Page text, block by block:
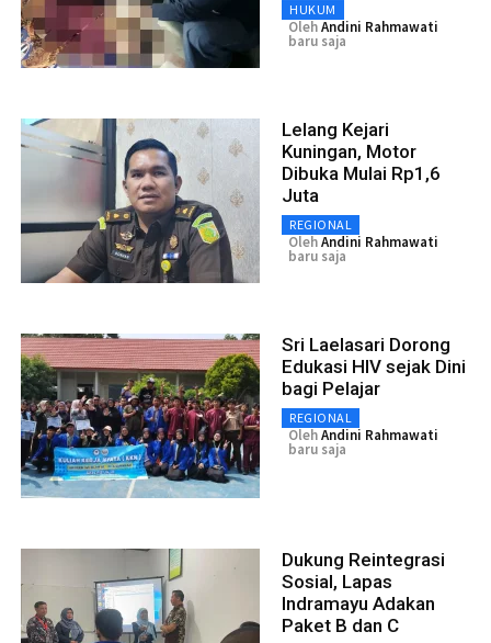
HUKUM
OlehAndini Rahmawati
baru saja
Lelang Kejari
Kuningan, Motor
Dibuka Mulai Rp1,6
Juta
REGIONAL
OlehAndini Rahmawati
baru saja
Sri Laelasari Dorong
Edukasi HIV sejak Dini
bagi Pelajar
REGIONAL
OlehAndini Rahmawati
baru saja
Dukung Reintegrasi
Sosial, Lapas
Indramayu Adakan
Paket B dan C